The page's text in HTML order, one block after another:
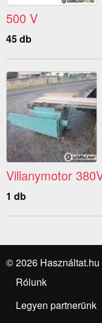
500 V
45 db
Villanymotor
1 db
© 2026 Használtat.hu
Rólunk
Legyen partnerünk